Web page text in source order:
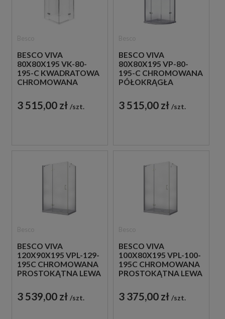
BESCO VIVA
80X80X195 VK-80-
195-C KWADRATOWA
CHROMOWANA
PRYSZNICOWA
3 515,00 zł szt.
BESCO VIVA
80X80X195 VP-80-
195-C CHROMOWANA
PÓŁOKRĄGŁA
PRYSZNICOWA
3 515,00 zł szt.
BESCO VIVA
120X90X195 VPL-129-
195C CHROMOWANA
PROSTOKĄTNA LEWA
PRYSZNICOWA
3 539,00 zł szt.
BESCO VIVA
100X80X195 VPL-100-
195C CHROMOWANA
PROSTOKĄTNA LEWA
PRYSZNICOWA
3 375,00 zł szt.